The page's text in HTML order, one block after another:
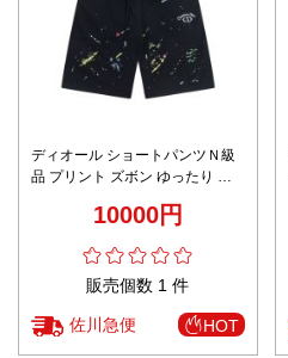
ディオール ショートパンツＮ級
品 プリント ズボン ゆったり パ
10000円
販売個数 1 件
佐川急便 HOT